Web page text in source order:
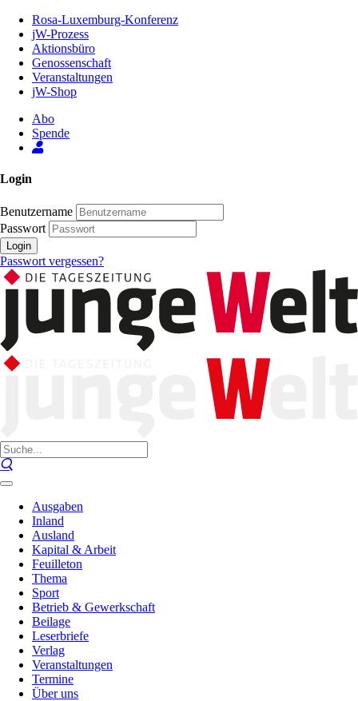
Inhalt
Seite
Rosa-Luxemburg-Konferenz
jW-Prozess
Aktionsbüro
Genossenschaft
Veranstaltungen
jW-Shop
Abo
Spende
Login
Benutzername
Passwort
Login
Passwort vergessen?
Ausgaben
Inland
Ausland
Kapital & Arbeit
Feuilleton
Thema
Sport
Betrieb & Gewerkschaft
Beilage
Leserbriefe
Verlag
Veranstaltungen
Termine
Über uns